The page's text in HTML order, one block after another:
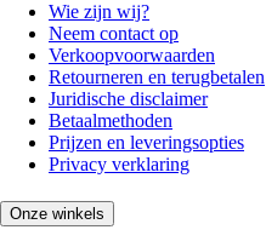
Wie zijn wij?
Neem contact op
Verkoopvoorwaarden
Retourneren en terugbetalen
Juridische disclaimer
Betaalmethoden
Prijzen en leveringsopties
Privacy verklaring
Onze winkels